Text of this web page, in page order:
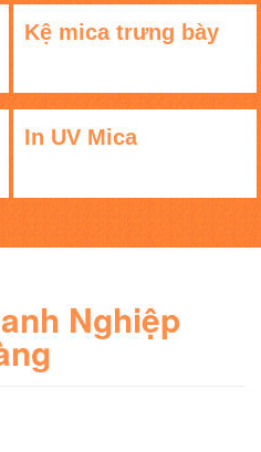
Kệ mica trưng bày
In UV Mica
Nghiệp